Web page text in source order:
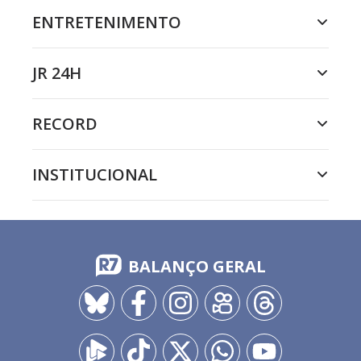
ENTRETENIMENTO
JR 24H
RECORD
INSTITUCIONAL
BALANÇO GERAL